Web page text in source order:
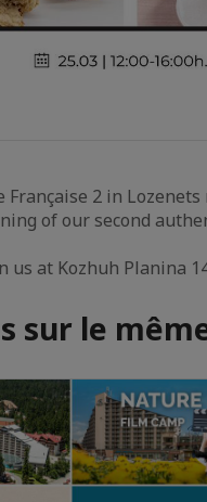
Française 2 in Lozenets
of our second
us at Kozhuh Planina
sur le